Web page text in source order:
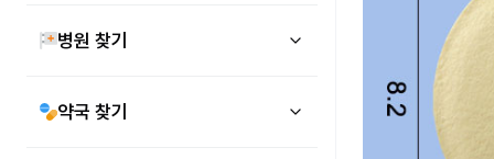
병원 찾기
약국 찾기